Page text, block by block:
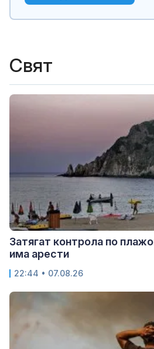
Свят
Затягат контрола по
има арести
22:44 • 07.08.26